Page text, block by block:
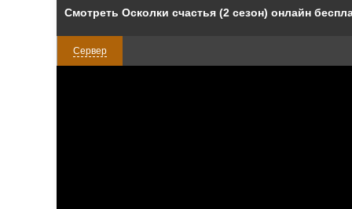
Смотреть Осколки счастья (2 сезон) онлайн
Сервер